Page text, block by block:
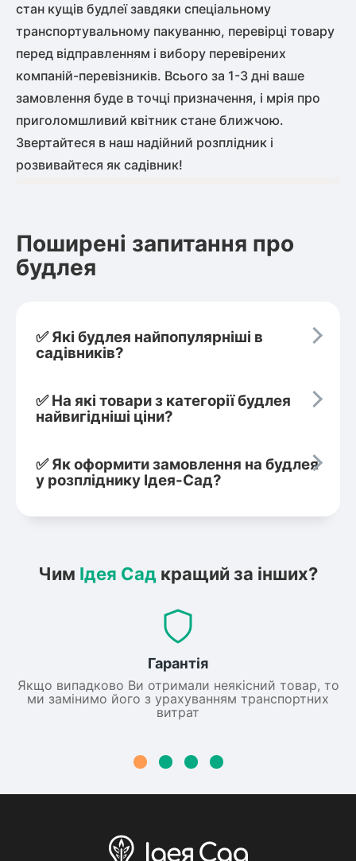
стан кущів будлеї завдяки спеціальному
транспортувальному пакуванню, перевірці товару
перед відправленням і вибору перевірених
компаній-перевізників. Всього за 1-3 дні ваше
замовлення буде в точці призначення, і мрія про
приголомшливий квітник стане ближчою.
Звертайтеся в наш надійний розплідник і
розвивайтеся як садівник!
Поширені запитання про
будлея
✅ Які будлея найпопулярніші в
садівників?
✅ На які товари з категорії будлея
найвигідніші ціни?
✅ Як оформити замовлення на будлея
у розпліднику Ідея-Сад?
Чим Ідея Сад кращий за інших?
Гарантія
Якщо випадково Ви отримали неякісний товар, то
ми замінимо його з урахуванням транспортних
витрат